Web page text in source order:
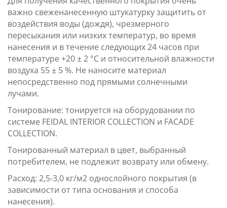
важно свеженанесенную штукатурку защитить от
воздействия воды (дождя), чрезмерного
пересыхания или низких температур, во время
нанесения и в течение следующих 24 часов при
температуре +20 ± 2 °C и относительной влажности
воздуха 55 ± 5 %. Не наносите материал
непосредственно под прямыми солнечными
лучами.
Тонирование: тонируется на оборудовании по
системе FEIDAL INTERIOR COLLECTION и FACADE
COLLECTION.
Тонированный материал в цвет, выбранный
потребителем, не подлежит возврату или обмену.
Расход: 2,5-3,0 кг/м2 однослойного покрытия (в
зависимости от типа основания и способа
нанесения).